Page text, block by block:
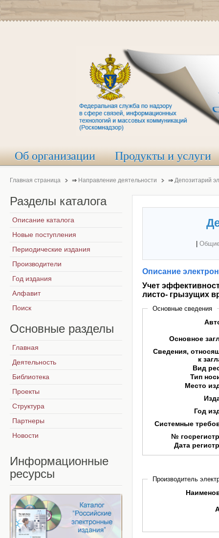
Об организации Продукты и услуги
Главная страница ⇒ Направление деятельности ⇒ Депозитарий
Описание
Учет
листо- грызущих
Основные сведения
Основное
Сведения,
к
Вид
Тип
Место
Год
Системные
№
Дата
Производитель
Разделы каталога
Описание каталога
Новые поступления
Периодические издания
Производители
Год издания
Алфавит
Поиск
Основные разделы
Главная
Деятельность
Библиотека
Проекты
Структура
Партнеры
Новости
Информационные
ресурсы